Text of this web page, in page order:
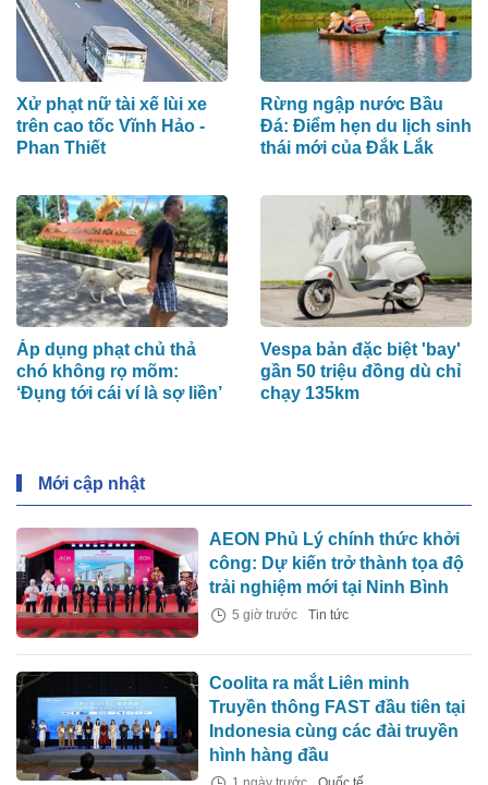
Xử phạt nữ tài xế lùi xe
trên cao tốc Vĩnh Hảo -
Phan Thiết
Rừng ngập nước Bầu
Đá: Điểm hẹn du lịch sinh
thái mới của Đắk Lắk
Áp dụng phạt chủ thả
chó không rọ mõm:
‘Đụng tới cái ví là sợ liền’
Vespa bản đặc biệt 'bay'
gần 50 triệu đồng dù chỉ
chạy 135km
Mới cập nhật
AEON Phủ Lý chính thức khởi
công: Dự kiến trở thành tọa độ
trải nghiệm mới tại Ninh Bình
5 giờ trước Tin tức
Coolita ra mắt Liên minh
Truyền thông FAST đầu tiên tại
Indonesia cùng các đài truyền
hình hàng đầu